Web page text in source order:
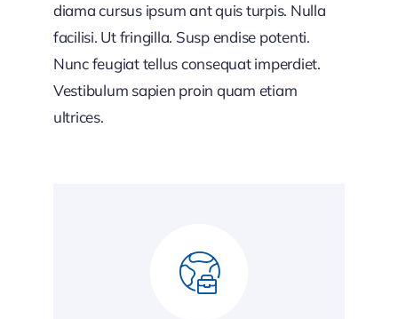
diama cursus ipsum ant quis turpis. Nulla
facilisi. Ut fringilla. Susp endise potenti.
Nunc feugiat tellus consequat imperdiet.
Vestibulum sapien proin quam etiam
ultrices.